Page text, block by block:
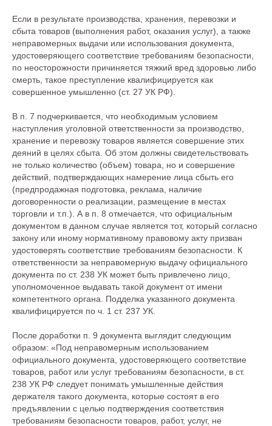
Если в результате производства, хранения, перевозки и
сбыта товаров (выполнения работ, оказания услуг), а также
неправомерных выдачи или использования документа,
удостоверяющего соответствие требованиям безопасности,
по неосторожности причиняется тяжкий вред здоровью либо
смерть, такое преступление квалифицируется как
совершенное умышленно (ст. 27 УК РФ).
В п. 7 подчеркивается, что необходимым условием
наступления уголовной ответственности за производство,
хранение и перевозку товаров является совершение этих
деяний в целях сбыта. Об этом должны свидетельствовать
не только количество (объем) товара, но и совершение
действий, подтверждающих намерение лица сбыть его
(предпродажная подготовка, реклама, наличие
договоренности о реализации, размещение в местах
торговли и т.п.). А в п. 8 отмечается, что официальным
документом в данном случае является тот, который согласно
закону или иному нормативному правовому акту призван
удостоверять соответствие требованиям безопасности. К
ответственности за неправомерную выдачу официального
документа по ст. 238 УК может быть привлечено лицо,
уполномоченное выдавать такой документ от имени
компетентного органа. Подделка указанного документа
квалифицируется по ч. 1 ст. 237 УК.
После доработки п. 9 документа выглядит следующим
образом: «Под неправомерным использованием
официального документа, удостоверяющего соответствие
товаров, работ или услуг требованиям безопасности, в ст.
238 УК РФ следует понимать умышленные действия
держателя такого документа, которые состоят в его
предъявлении с целью подтверждения соответствия
требованиям безопасности товаров, работ, услуг, не